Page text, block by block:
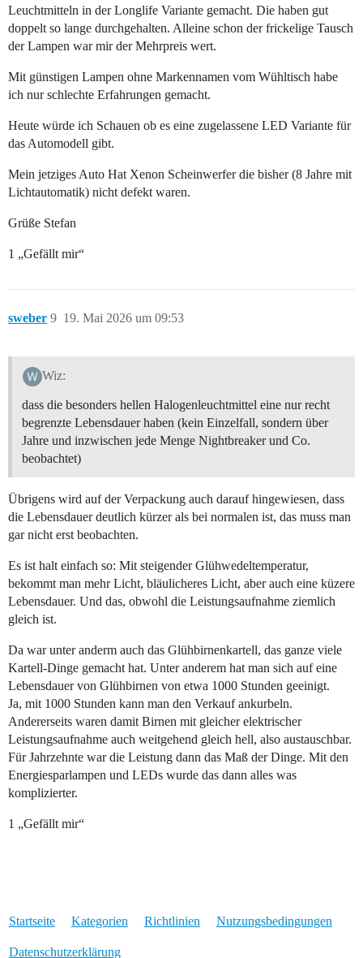
Leuchtmitteln in der Longlife Variante gemacht. Die haben gut
doppelt so lange durchgehalten. Alleine schon der frickelige Tausch
der Lampen war mir der Mehrpreis wert.
Mit günstigen Lampen ohne Markennamen vom Wühltisch habe
ich nur schlechte Erfahrungen gemacht.
Heute würde ich Schauen ob es eine zugelassene LED Variante für
das Automodell gibt.
Mein jetziges Auto Hat Xenon Scheinwerfer die bisher (8 Jahre mit
Lichtautomatik) nicht defekt waren.
Grüße Stefan
1 „Gefällt mir“
sweber 19. Mai 2026 um 09:53
9
Wiz:
dass die besonders hellen Halogenleuchtmittel eine nur recht
begrenzte Lebensdauer haben (kein Einzelfall, sondern über
Jahre und inzwischen jede Menge Nightbreaker und Co.
beobachtet)
Übrigens wird auf der Verpackung auch darauf hingewiesen, dass
die Lebensdauer deutlich kürzer als bei normalen ist, das muss man
gar nicht erst beobachten.
Es ist halt einfach so: Mit steigender Glühwedeltemperatur,
bekommt man mehr Licht, bläulicheres Licht, aber auch eine küzere
Lebensdauer. Und das, obwohl die Leistungsaufnahme ziemlich
gleich ist.
Da war unter anderm auch das Glühbirnenkartell, das ganze viele
Kartell-Dinge gemacht hat. Unter anderem hat man sich auf eine
Lebensdauer von Glühbirnen von etwa 1000 Stunden geeinigt.
Ja, mit 1000 Stunden kann man den Verkauf ankurbeln.
Andererseits waren damit Birnen mit gleicher elektrischer
Leistungsaufnahme auch weitgehend gleich hell, also austauschbar.
Für Jahrzehnte war die Leistung dann das Maß der Dinge. Mit den
Energiesparlampen und LEDs wurde das dann alles was
komplizierter.
1 „Gefällt mir“
Startseite Kategorien Richtlinien Nutzungsbedingungen
Datenschutzerklärung